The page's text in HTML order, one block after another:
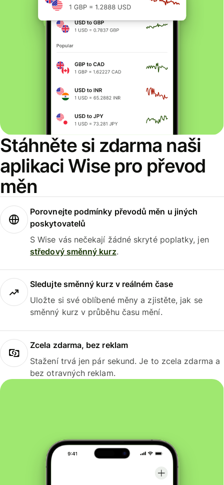
Stáhněte si zdarma naši
aplikaci Wise pro převod
měn
Porovnejte podmínky převodů měn u jiných
poskytovatelů
S Wise vás nečekají žádné skryté poplatky, jen
středový směnný kurz.
Sledujte směnný kurz v reálném čase
Uložte si své oblíbené měny a zjistěte, jak se
směnný kurz v průběhu času mění.
Zcela zdarma, bez reklam
Stažení trvá jen pár sekund. Je to zcela zdarma a
bez otravných reklam.